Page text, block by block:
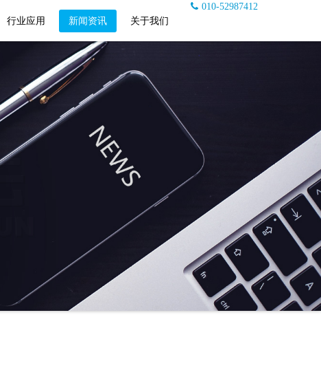
010-52987412
行业应用 新闻资讯 关于我们